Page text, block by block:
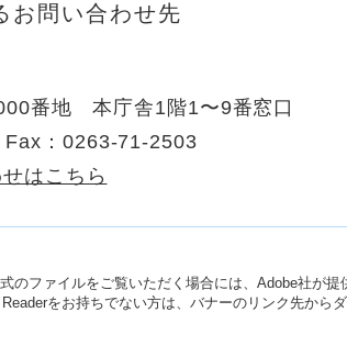
お問い合わせ先
番地 本庁舎1階1〜9番窓口
Fax：0263-71-2503
はこちら
のファイルをご覧いただく場合には、Adobe社が提
をお持ちでない方は、バナーのリンク先から